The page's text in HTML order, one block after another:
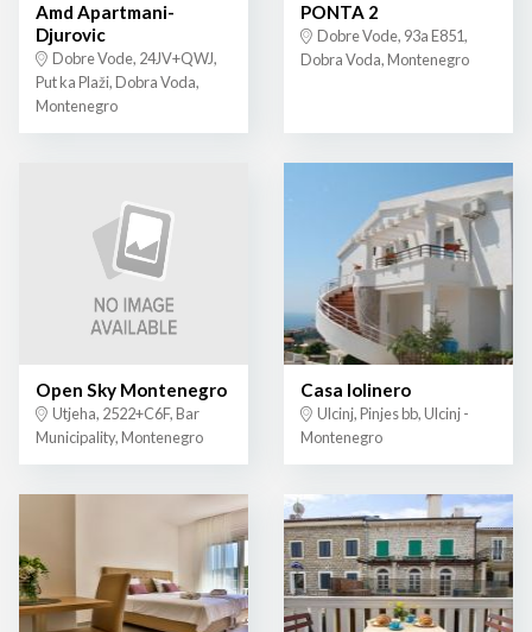
Amd Apartmani-
Djurovic
Dobre Vode, 24JV+QWJ,
Put ka Plaži, Dobra Voda,
Montenegro
PONTA 2
Dobre Vode, 93a E851,
Dobra Voda, Montenegro
Open Sky Montenegro
Utjeha, 2522+C6F, Bar
Municipality, Montenegro
Casa lolinero
Ulcinj, Pinjes bb, Ulcinj -
Montenegro